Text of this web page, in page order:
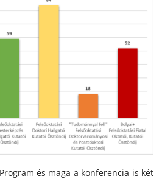
és maga a konferencia is két